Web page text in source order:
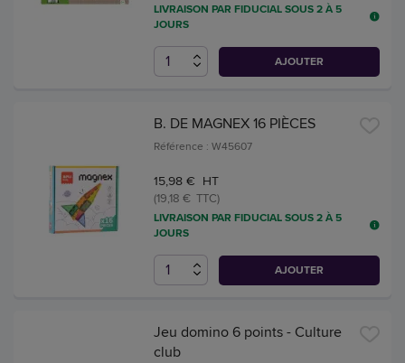
LIVRAISON PAR FIDUCIAL SOUS 2 À 5
JOURS
AJOUTER
B. DE MAGNEX 16 PIÈCES
Référence : W45607
15,98 € HT
(19,18 € TTC)
LIVRAISON PAR FIDUCIAL SOUS 2 À 5
JOURS
AJOUTER
Jeu domino 6 points - Culture
club